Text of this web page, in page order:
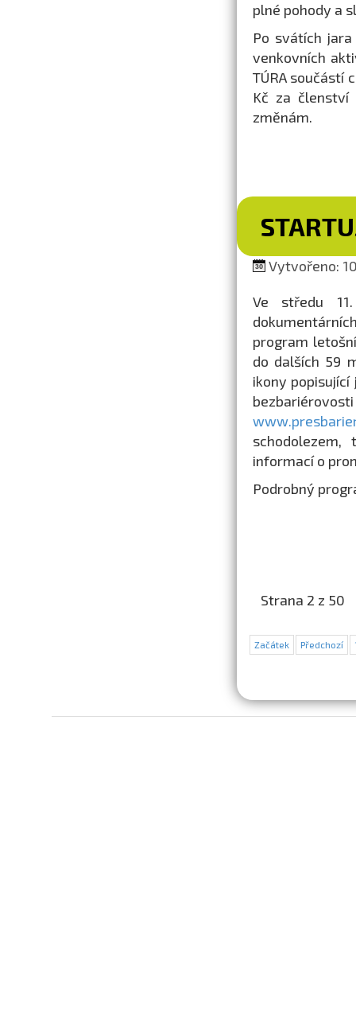
plné pohody a
Po svátích
venkovních
TÚRA součástí
Kč za členství
změnám.
Vytvořeno:
Ve středu
program
do dalších 59
ikony
informací o
Podrobný
Strana 2 z 50
Začátek Předchozí